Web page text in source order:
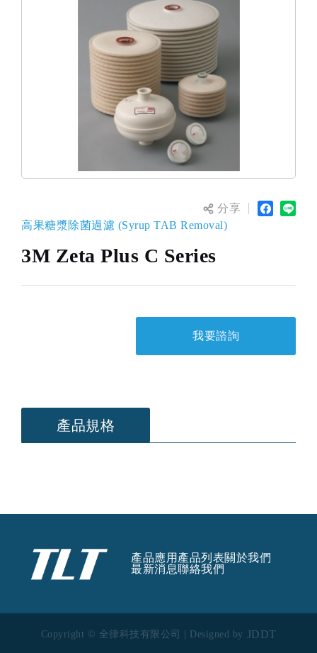
分享
高果糖漿除菌過濾 (Syrup TAB Removal)
3M Zeta Plus C Series
我要諮詢
產品規格
產品應用 產品列表關於我們
最新消息聯絡我們
Copyright © 全律科技有限公司 | Designed by JDDT